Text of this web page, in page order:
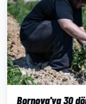
Bornova'ya 30